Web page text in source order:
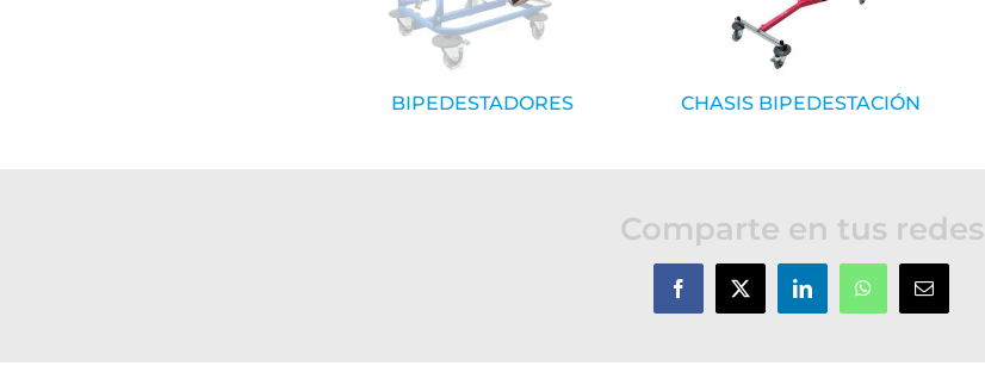
BIPEDESTADORES CHASIS BIPEDESTACIÓN
Comparte en tus redes